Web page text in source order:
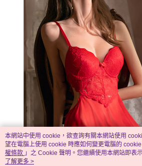
本網站中使用 cookie，欲查詢有關本網站使用
望在電腦上使用 cookie 時應如何變更電腦的
權條款 」之 Cookie 聲明。您繼續使用本網站即表
用條款之 Cookie 聲明使用 cookie。
了解更多 >